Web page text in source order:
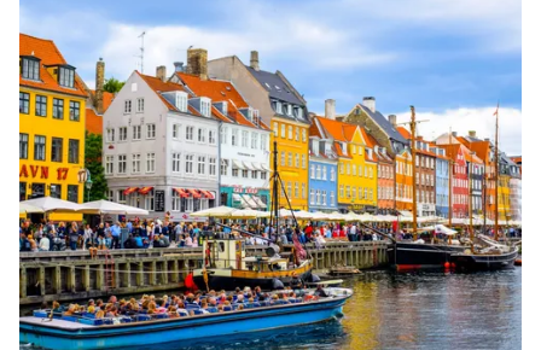
hoge noorden? We hebben alvast 10 hele goede
redenen voor een zomerse Scandinavië trip voor je
op een rij gezet!